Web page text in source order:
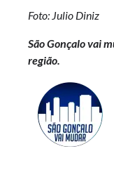
Foto: Julio Diniz
São Gonçalo vai
região.